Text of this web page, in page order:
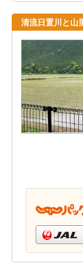
清流日置川と山